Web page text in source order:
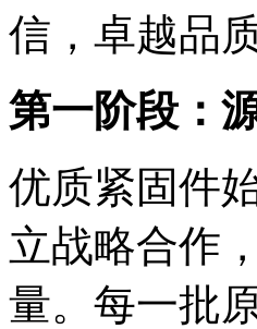
信，卓越品
第一阶段：
优质紧固件
立战略合作
量。每一批